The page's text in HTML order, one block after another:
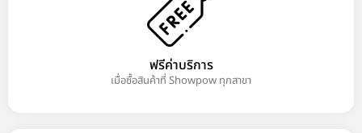
ฟรีค่าบริการ
เมื่อซื้อสินค้าที่ Showpow ทุกสาขา